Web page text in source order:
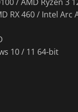
RX 460 / Intel Arc
10 / 11 64-bit